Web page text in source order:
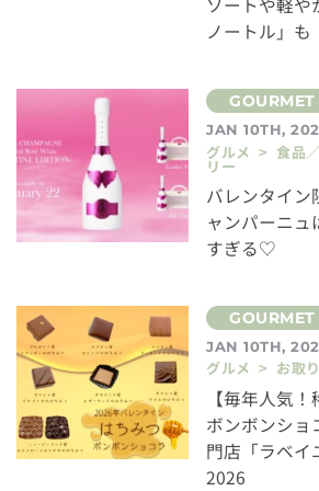
ソートや軽や
ノートル」も
JAN 10TH,
グルメ > 食品
リー
バレンタイン
ャンパーニュ
すぎる♡
JAN 10TH,
グルメ > お取
【毎年人気
ボンボンショ
門店「ラベイ
2026